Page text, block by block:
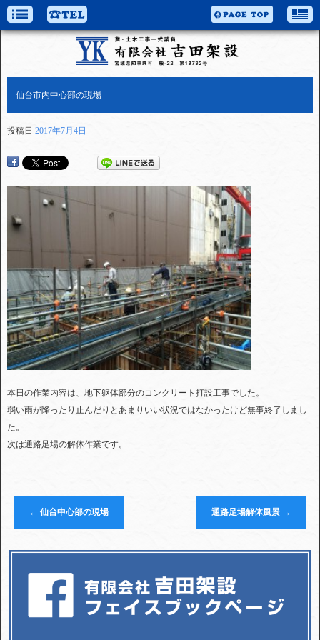
仙台市内中心部の現場
投稿日 2017年7月4日
本日の作業内容は、地下躯体部分のコンクリート打設工事でした。
弱い雨が降ったり止んだりとあまりいい状況ではなかったけど無事終了しまし
た。
次は通路足場の解体作業です。
← 仙台中心部の現場 通路足場解体風景 →